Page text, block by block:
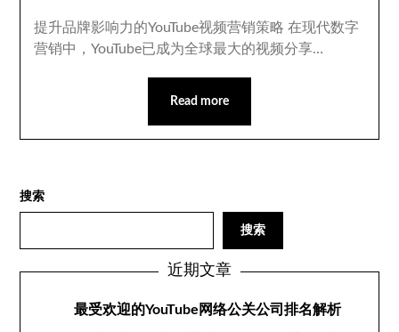
提升品牌影响力的YouTube视频营销策略 在现代数字
营销中，YouTube已成为全球最大的视频分享…
Read more
搜索
搜索
近期文章
最受欢迎的YouTube网络公关公司排名解析